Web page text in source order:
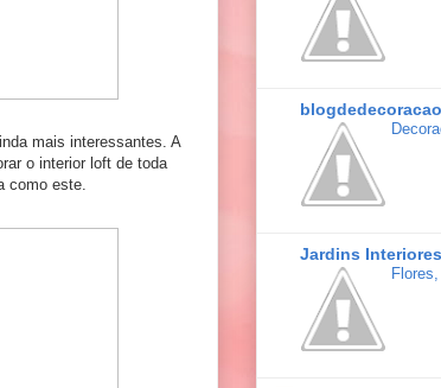
mais interessantes. A
o interior loft de toda
como este.
Jardins Interiores